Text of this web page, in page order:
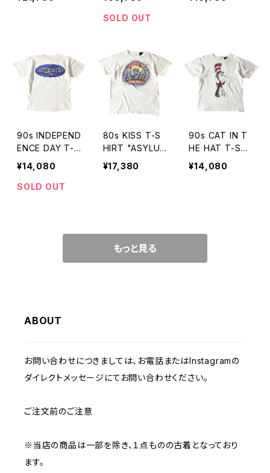
AY T-Shirt
SOLD OUT
90s INDEPEND
ENCE DAY T-S
HIRT
¥14,080
SOLD OUT
80s KISS T-S
HIRT "ASYLU
M"
¥17,380
90s CAT IN T
HE HAT T-SHI
RT
¥14,080
もっと見る
ABOUT
お問い合わせにつきましては、お電話またはInstagramの
ダイレクトメッセージにてお問い合わせください。
ご注文前のご注意
※当店の商品は一部を除き、１点ものの古着となっており
ます。